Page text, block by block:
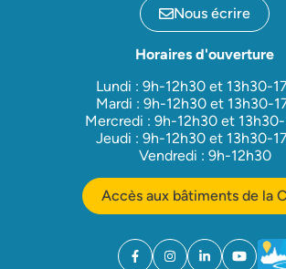
Nous écrire
Horaires d'ouverture
Lundi : 9h-12h30 et 13h30-
Mardi : 9h-12h30 et 13h30-
Mercredi : 9h-12h30 et
Jeudi : 9h-12h30 et 13h30-
Vendredi : 9h-12h30
Accès aux bâtiments de la
Facebook
(ouverture dans un nouvel
Instagram
(ouverture dans un
Linkedin
(ouverture